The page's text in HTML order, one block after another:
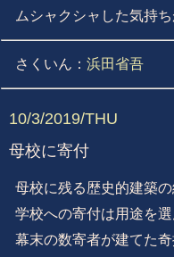
ムシャクシャした気持
さくいん： 浜田省吾
10/3/2019/THU
母校に寄付
母校に残る歴史的建築
学校への寄付は用途を
幕末の数寄者が建てた